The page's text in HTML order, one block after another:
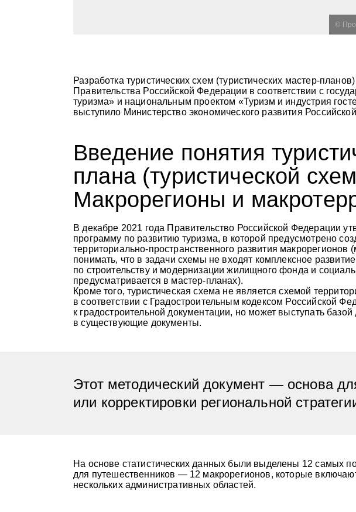
©
Разработка туристических схем (туристических мастер-
Правительства Российской Федерации в соответствии с
туризма» и национальным проектом «Туризм и индустрия
выступило Министерство экономического развития
Введение понятия
плана (туристической
Макрорегионы и
В декабре 2021 года Правительство Российской Федерации
программу по развитию туризма, в которой предусмотрено
территориально-пространственного развития
понимать, что в задачи схемы не входят комплексное
по строительству и модернизации жилищного фонда и
предусматривается в мастер-планах).
Кроме того, туристическая схема не является схемой
в соответствии с Градостроительным кодексом Российской
к градостроительной документации, но может выступать
в существующие документы.
Этот методический документ — основа
или корректировки региональной
На основе статистических данных были выделены 12 самых
для путешественников — 12 макрорегионов, которые
нескольких административных областей.